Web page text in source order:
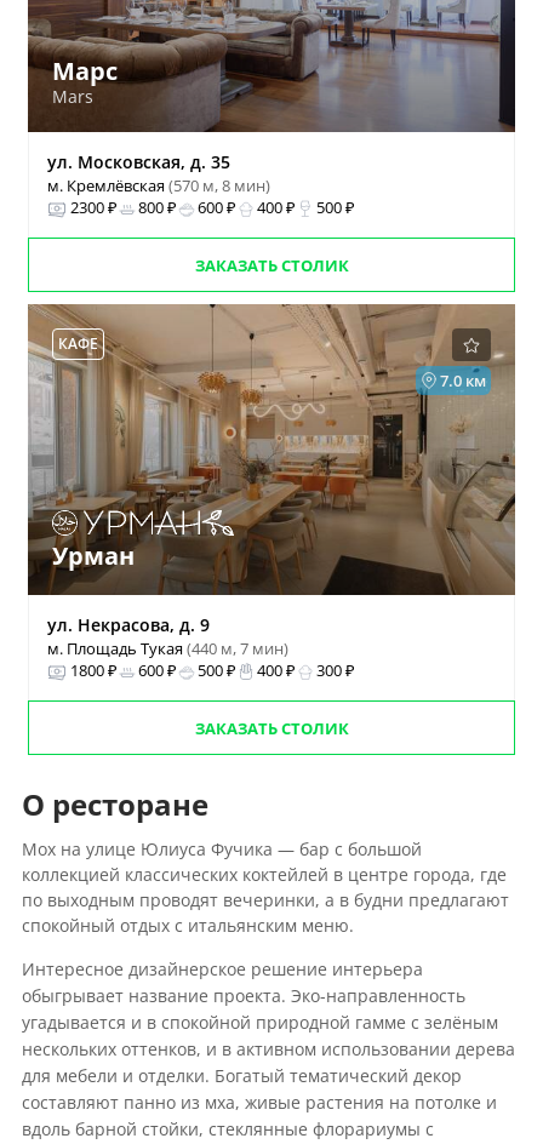
Марс
Mars
ул. Московская, д. 35
м. Кремлёвская(570 м, 8 мин)
2300 ₽
800 ₽ 600 ₽ 400 ₽ 500 ₽
ЗАКАЗАТЬ СТОЛИК
КАФЕ
7.0 км
Урман
ул. Некрасова, д. 9
м. Площадь Тукая(440 м, 7 мин)
1800 ₽
600 ₽ 500 ₽ 400 ₽ 300 ₽
ЗАКАЗАТЬ СТОЛИК
О ресторане
Мох на улице Юлиуса Фучика — бар с большой
коллекцией классических коктейлей в центре города, где
по выходным проводят вечеринки, а в будни предлагают
спокойный отдых с итальянским меню.
Интересное дизайнерское решение интерьера
обыгрывает название проекта. Эко-направленность
угадывается и в спокойной природной гамме с зелёным
нескольких оттенков, и в активном использовании дерева
для мебели и отделки. Богатый тематический декор
составляют панно из мха, живые растения на потолке и
вдоль барной стойки, стеклянные флорариумы с